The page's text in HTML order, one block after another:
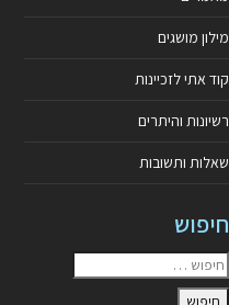
מילון מושגים
קוד אתי לזכיינות
רשיונות והיתרים
שאלות ותשובות
חיפוש